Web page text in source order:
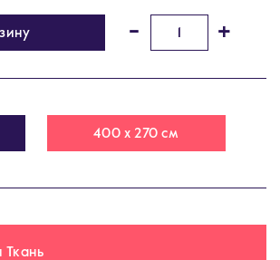
- +
400 х 270 см
Ткань